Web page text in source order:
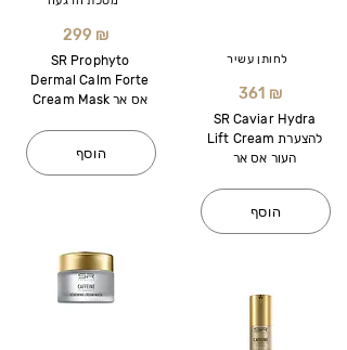
299 ₪
SR Prophyto
Dermal Calm Forte
Cream Mask אס אר
הוסף
לחותן עשיר
361 ₪
SR Caviar Hydra
Lift Cream להצערת
העור אס אר
הוסף